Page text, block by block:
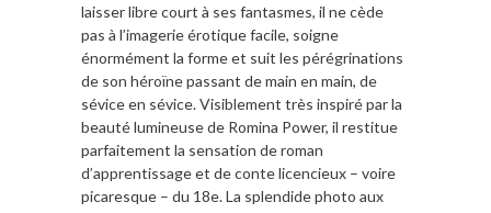
laisser libre court à ses fantasmes, il ne cède
pas à l’imagerie érotique facile, soigne
énormément la forme et suit les pérégrinations
de son héroïne passant de main en main, de
sévice en sévice. Visiblement très inspiré par la
beauté lumineuse de Romina Power, il restitue
parfaitement la sensation de roman
d’apprentissage et de conte licencieux – voire
picaresque – du 18e. La splendide photo aux